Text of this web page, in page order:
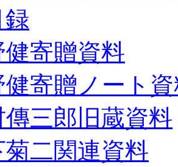
録
健寄贈資料
健寄贈ノート
傳三郎旧蔵資料
菊二関連資料